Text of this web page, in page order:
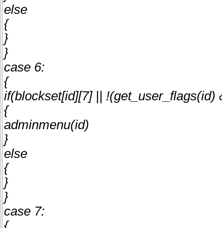
else
{
}
}
case 6:
{
if(blockset[id][7] ||
{
adminmenu(id)
}
else
{
}
}
case 7: